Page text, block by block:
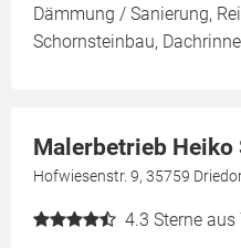
Dämmung / Sanierung,
Schornsteinbau,
Malerbetrieb Heiko
Hofwiesenstr. 9, 35759
4.3 Sterne aus